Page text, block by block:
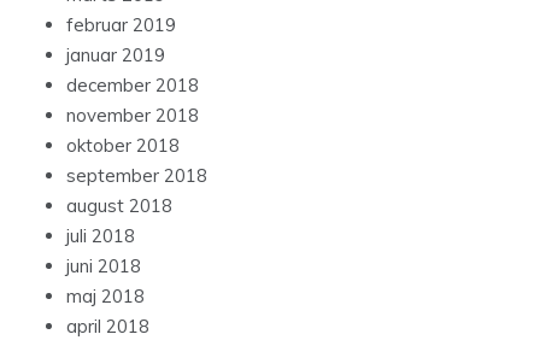
februar 2019
januar 2019
december 2018
november 2018
oktober 2018
september 2018
august 2018
juli 2018
juni 2018
maj 2018
april 2018